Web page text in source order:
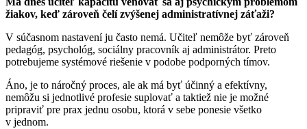
žiakov, keď zároveň čelí zvýšenej administratívnej záťaži?
V súčasnom nastavení ju často nemá. Učiteľ nemôže byť zároveň
pedagóg, psychológ, sociálny pracovník aj administrátor. Preto
potrebujeme systémové riešenie v podobe podporných tímov.
Áno, je to náročný proces, ale ak má byť účinný a efektívny,
nemôžu si jednotlivé profesie suplovať a taktiež nie je možné
pripraviť pre prax jednu osobu, ktorá v sebe ponesie všetko
v jednom.